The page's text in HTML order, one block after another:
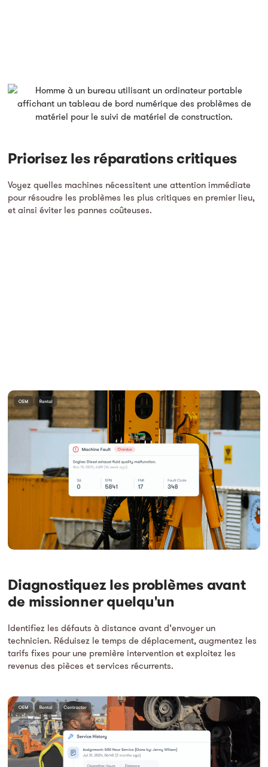
Priorisez les réparations critiques
Voyez quelles machines nécessitent une attention immédiate
pour résoudre les problèmes les plus critiques en premier lieu,
et ainsi éviter les pannes coûteuses.
Diagnostiquez les problèmes avant
de missionner quelqu'un
Identifiez les défauts à distance avant d’envoyer un
technicien. Réduisez le temps de déplacement, augmentez les
tarifs fixes pour une première intervention et exploitez les
revenus des pièces et services récurrents.